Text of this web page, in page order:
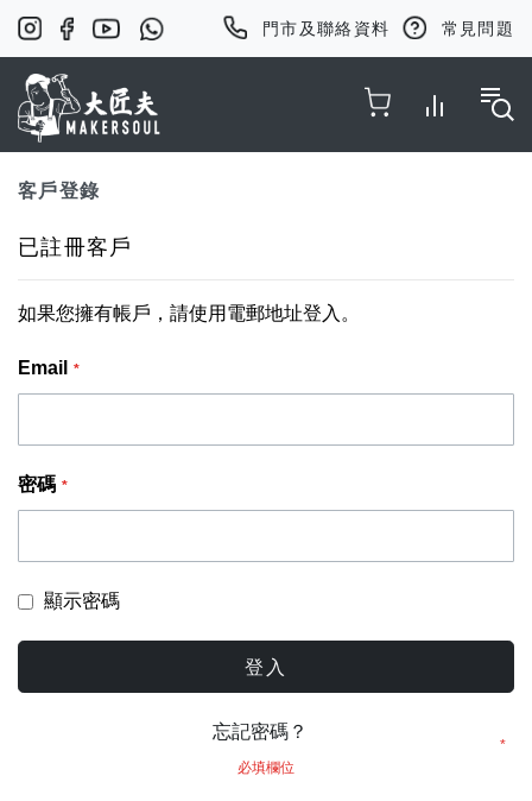
門市及聯絡資料 常見問題
客戶登錄
已註冊客戶
如果您擁有帳戶，請使用電郵地址登入。
Email
密碼
顯示密碼
登入
忘記密碼？